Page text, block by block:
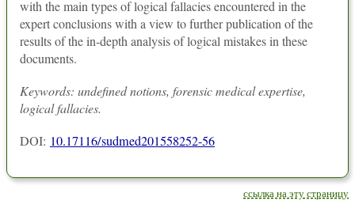
with the main types of logical fallacies encountered in the
expert conclusions with a view to further publication of the
results of the in-depth analysis of logical mistakes in these
documents.
Keywords: undefined notions, forensic medical expertise,
logical fallacies.
DOI: 10.17116/sudmed201558252-56
ссылка на эту страницу